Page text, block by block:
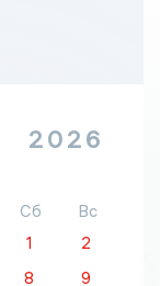
2026
Сб
Вс
1
2
8 9